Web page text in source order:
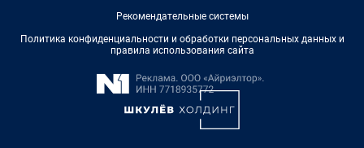
Рекомендательные системы
Политика конфиденциальности и обработки персональных данных и
правила использования сайта